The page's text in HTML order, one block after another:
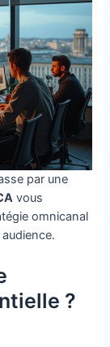
par une
vous
omnicanal
?